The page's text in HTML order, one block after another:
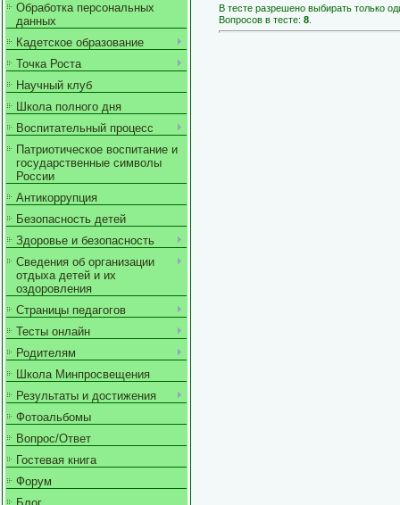
Обработка персональных
данных
Кадетское образование
Точка Роста
Научный клуб
Школа полного дня
Воспитательный процесс
Патриотическое воспитание и
государственные символы
России
Антикоррупция
Безопасность детей
Здоровье и безопасность
Сведения об организации
отдыха детей и их
оздоровления
Страницы педагогов
Тесты онлайн
Родителям
Школа Минпросвещения
Результаты и достижения
Фотоальбомы
Вопрос/Ответ
Гостевая книга
Форум
В тесте разрешено выбирать только
Вопросов в тесте: 8